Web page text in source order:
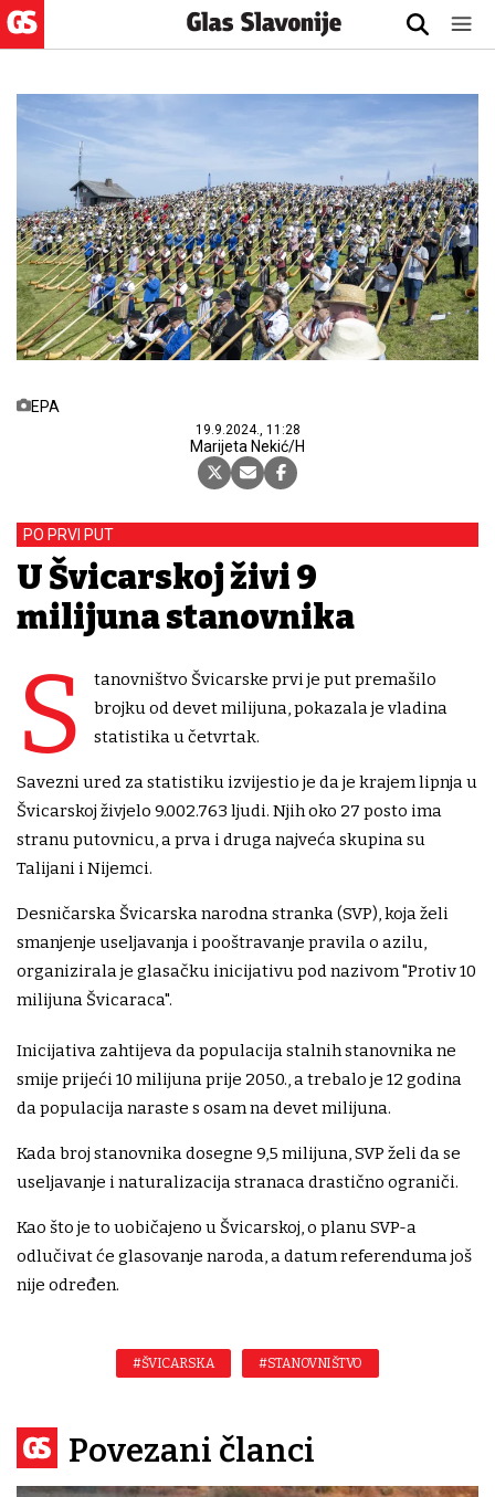
EPA
19.9.2024., 11:28
Marijeta Nekić/H
PO PRVI PUT
U Švicarskoj živi 9
milijuna stanovnika
S
tanovništvo Švicarske prvi je put premašilo
brojku od devet milijuna, pokazala je vladina
statistika u četvrtak.
Savezni ured za statistiku izvijestio je da je krajem lipnja u
Švicarskoj živjelo 9.002.763 ljudi. Njih oko 27 posto ima
stranu putovnicu, a prva i druga najveća skupina su
Talijani i Nijemci.
Desničarska Švicarska narodna stranka (SVP), koja želi
smanjenje useljavanja i pooštravanje pravila o azilu,
organizirala je glasačku inicijativu pod nazivom "Protiv 10
milijuna Švicaraca".
Inicijativa zahtijeva da populacija stalnih stanovnika ne
smije prijeći 10 milijuna prije 2050., a trebalo je 12 godina
da populacija naraste s osam na devet milijuna.
Kada broj stanovnika dosegne 9,5 milijuna, SVP želi da se
useljavanje i naturalizacija stranaca drastično ograniči.
Kao što je to uobičajeno u Švicarskoj, o planu SVP-a
odlučivat će glasovanje naroda, a datum referenduma još
nije određen.
#ŠVICARSKA #STANOVNIŠTVO
Povezani članci